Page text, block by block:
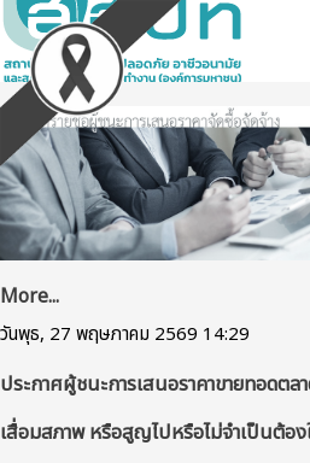
More...
วันพุธ, 27 พฤษภาคม 2569 14:29
ประกาศผู้ชนะการเสนอราคาขายทอดต
เสื่อมสภาพ หรือสูญไปหรือไม่จําเป็นต้อ